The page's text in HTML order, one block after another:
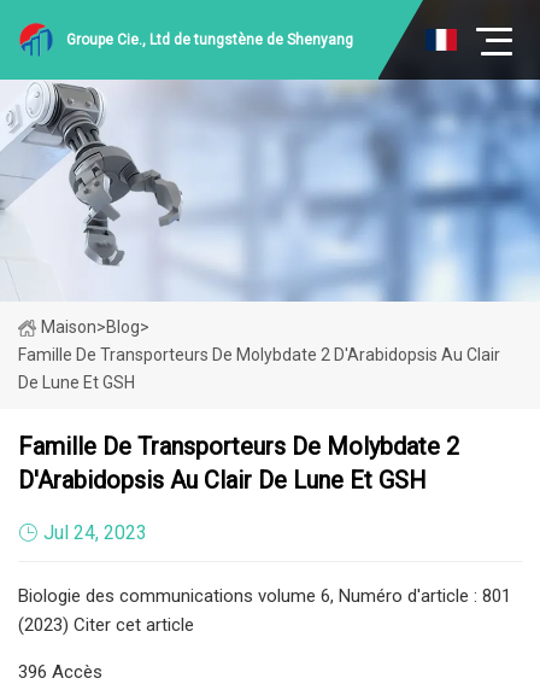
Groupe Cie., Ltd de tungstène de Shenyang
Maison>Blog>
Famille De Transporteurs De Molybdate 2 D'Arabidopsis Au Clair
De Lune Et GSH
Famille De Transporteurs De Molybdate 2
D'Arabidopsis Au Clair De Lune Et GSH
Jul 24, 2023
Biologie des communications volume 6, Numéro d'article : 801
(2023) Citer cet article
396 Accès